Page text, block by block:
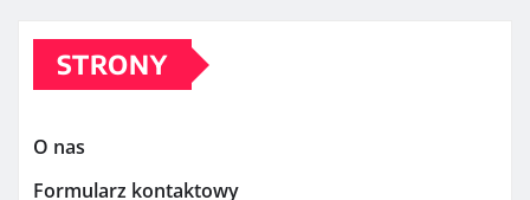
STRONY
O nas
Formularz kontaktowy